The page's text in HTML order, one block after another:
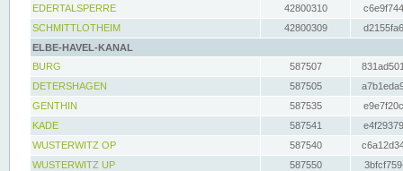
EDERTALSPERRE
42800310
SCHMITTLOTHEIM
42800309
ELBE-HAVEL-KANAL
BURG
587507
DETERSHAGEN
587505
GENTHIN
587535
KADE
587541
WUSTERWITZ OP
587540
WUSTERWITZ UP
587550